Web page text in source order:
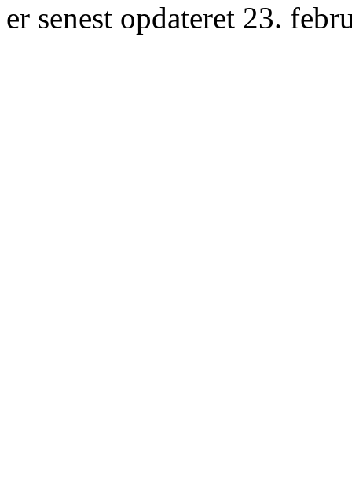
er senest opdateret 23.